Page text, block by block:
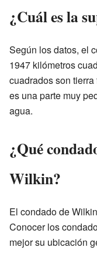
¿Cuál es la
Según los datos, el
1947 kilómetros
cuadrados son
es una parte muy
agua.
¿Qué
Wilkin?
El condado de
Conocer los
mejor su ubicación